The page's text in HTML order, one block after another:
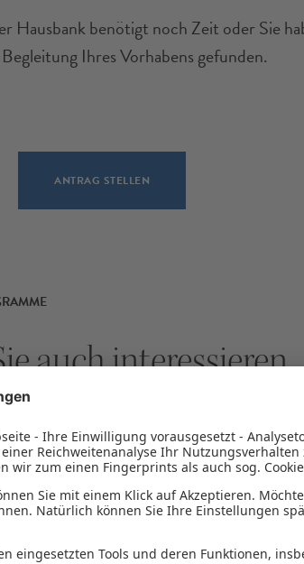
Hausbank benötigt noch Zeit oder Sie
Ihres Vorhabens gefunden.
ANTRAG STELLEN
auch interessieren
01 / 03 PROGRAMME